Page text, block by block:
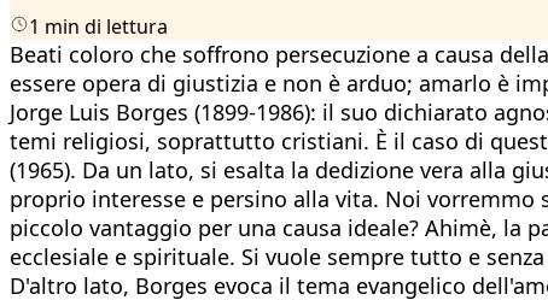
1 min di lettura
Beati coloro che soffrono persecuzione a causa
essere opera di giustizia e non è arduo; amarlo è
Jorge Luis Borges (1899-1986): il suo dichiarato
temi religiosi, soprattutto cristiani. È il caso di
(1965). Da un lato, si esalta la dedizione vera alla
proprio interesse e persino alla vita. Noi vorremmo
piccolo vantaggio per una causa ideale? Ahimè, la
ecclesiale e spirituale. Si vuole sempre tutto e
D'altro lato, Borges evoca il tema evangelico